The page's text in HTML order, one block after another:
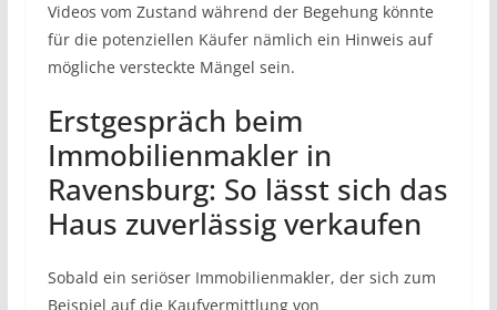
Videos vom Zustand während der Begehung könnte
für die potenziellen Käufer nämlich ein Hinweis auf
mögliche versteckte Mängel sein.
Erstgespräch beim
Immobilienmakler in
Ravensburg: So lässt sich das
Haus zuverlässig verkaufen
Sobald ein seriöser Immobilienmakler, der sich zum
Beispiel auf die Kaufvermittlung von